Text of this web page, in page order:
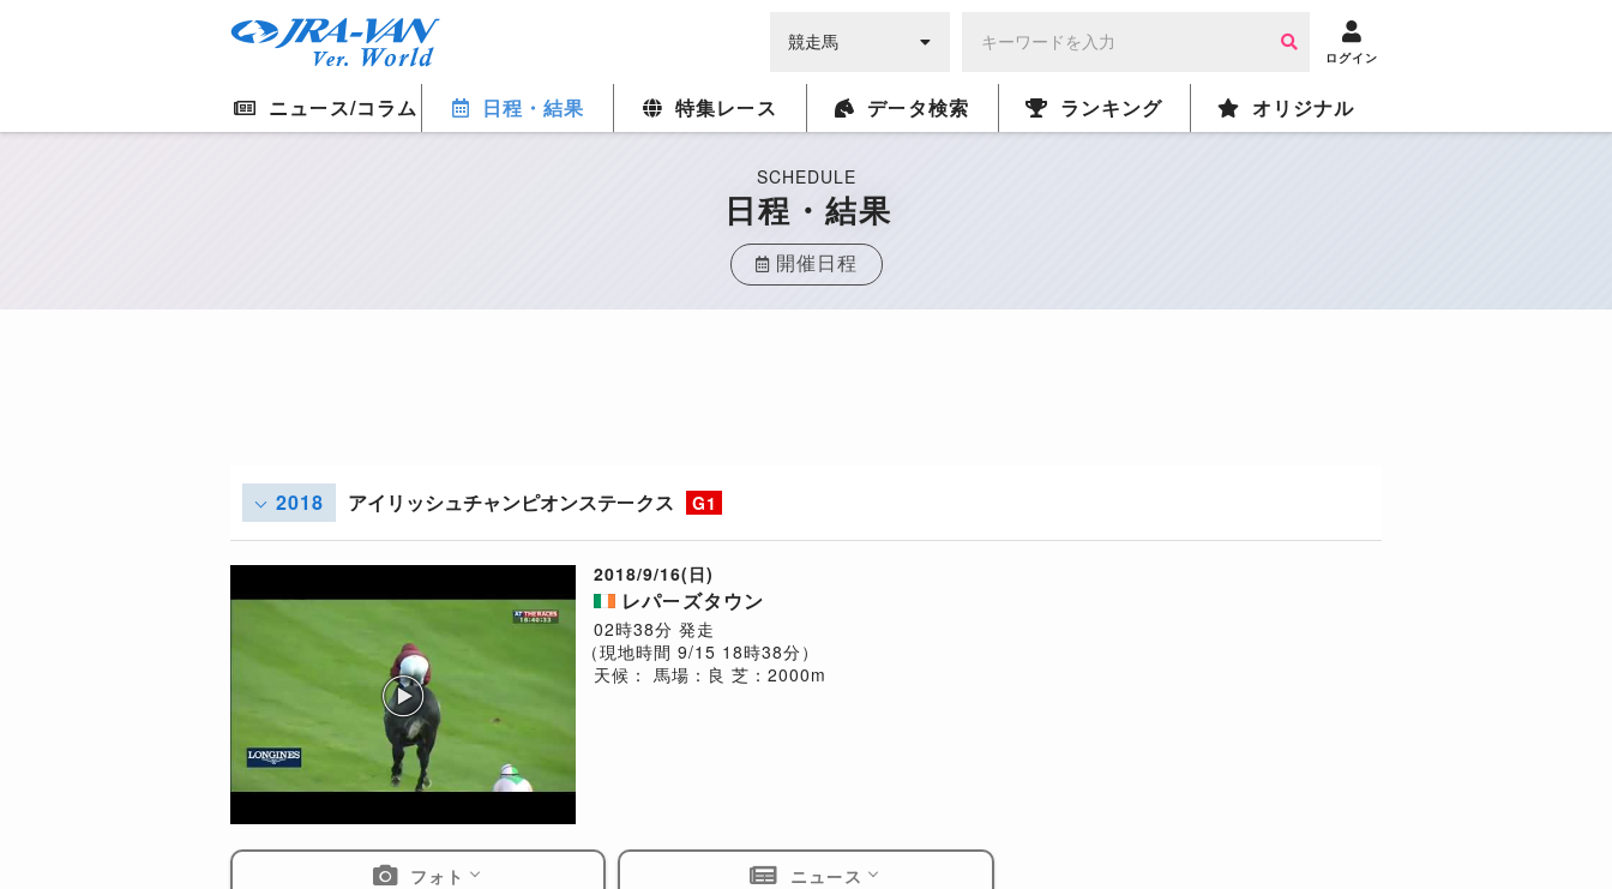
ログイン
ニュース/コラム 日程・結果 特集レース データ検索 ランキング オリジナル
SCHEDULE
日程・結果
開催日程
2018 アイリッシュチャンピオンステークス G1
2018/9/16(日)
レパーズタウン
02時38分 発走
（現地時間 9/15 18時38分）
天候： 馬場：良 芝：2000m
フォト ニュース